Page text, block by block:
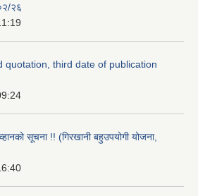
२६
quotation, third date of publication
सूचना !! (गिरखानी बहुउपयोगी योजना,